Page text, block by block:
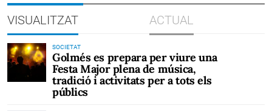
VISUALITZAT ACTUAL
SOCIETAT
Golmés es prepara per viure una
Festa Major plena de música,
tradició i activitats per a tots els
públics